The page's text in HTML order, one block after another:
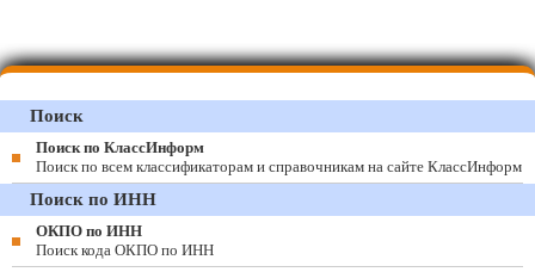
Поиск
Поиск по КлассИнформ
Поиск по всем классификаторам и справочникам на сайте КлассИнформ
Поиск по ИНН
ОКПО по ИНН
Поиск кода ОКПО по ИНН